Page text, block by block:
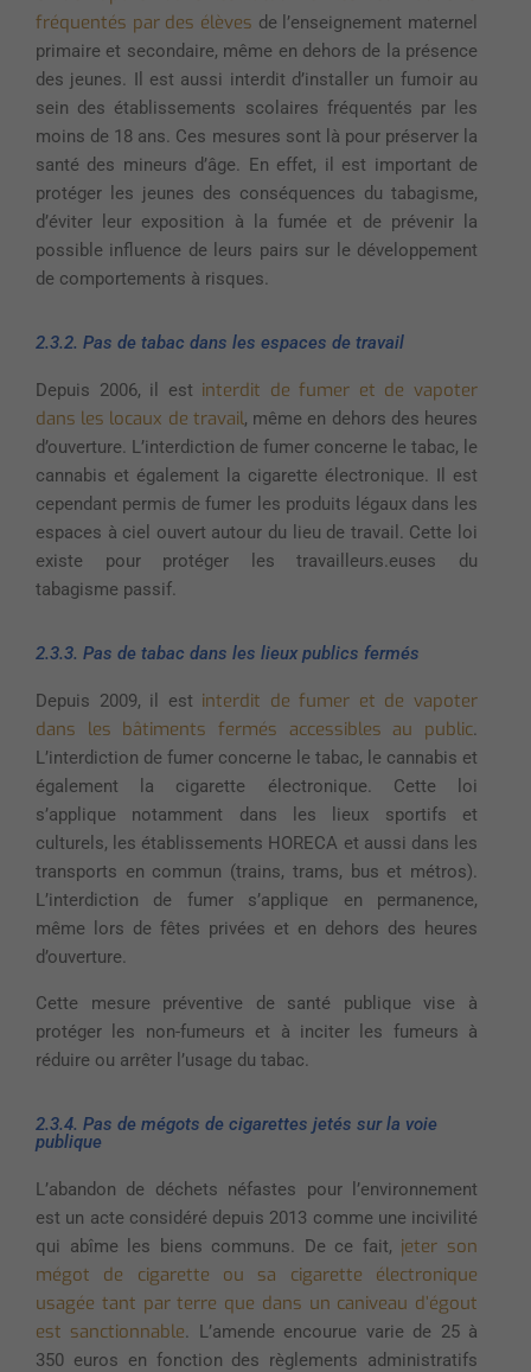
fréquentés par des élèves de l’enseignement maternel
primaire et secondaire, même en dehors de la présence
des jeunes. Il est aussi interdit d’installer un fumoir au
sein des établissements scolaires fréquentés par les
moins de 18 ans. Ces mesures sont là pour préserver la
santé des mineurs d’âge. En effet, il est important de
protéger les jeunes des conséquences du tabagisme,
d’éviter leur exposition à la fumée et de prévenir la
possible influence de leurs pairs sur le développement
de comportements à risques.
2.3.2. Pas de tabac dans les espaces de travail
Depuis 2006, il est interdit de fumer et de vapoter
dans les locaux de travail, même en dehors des heures
d’ouverture. L’interdiction de fumer concerne le tabac, le
cannabis et également la cigarette électronique. Il est
cependant permis de fumer les produits légaux dans les
espaces à ciel ouvert autour du lieu de travail. Cette loi
existe pour protéger les travailleurs.euses du
tabagisme passif.
2.3.3. Pas de tabac dans les lieux publics fermés
Depuis 2009, il est interdit de fumer et de vapoter
dans les bâtiments fermés accessibles au public.
L’interdiction de fumer concerne le tabac, le cannabis et
également la cigarette électronique. Cette loi
s’applique notamment dans les lieux sportifs et
culturels, les établissements HORECA et aussi dans les
transports en commun (trains, trams, bus et métros).
L’interdiction de fumer s’applique en permanence,
même lors de fêtes privées et en dehors des heures
d’ouverture.
Cette mesure préventive de santé publique vise à
protéger les non-fumeurs et à inciter les fumeurs à
réduire ou arrêter l’usage du tabac.
2.3.4. Pas de mégots de cigarettes jetés sur la voie
publique
L’abandon de déchets néfastes pour l’environnement
est un acte considéré depuis 2013 comme une incivilité
qui abîme les biens communs. De ce fait, jeter son
mégot de cigarette ou sa cigarette électronique
usagée tant par terre que dans un caniveau d’égout
est sanctionnable. L’amende encourue varie de 25 à
350 euros en fonction des règlements administratifs